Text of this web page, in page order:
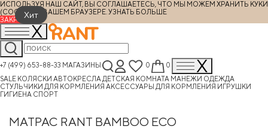
ИСПОЛЬЗУЯ НАШ САЙТ, ВЫ СОГЛАШАЕТЕСЬ, ЧТО МЫ МОЖЕМ ХРАНИТЬ КУКИ
(COOKIES) В ВАШЕМ БРАУЗЕРЕ. УЗНАТЬ БОЛЬШЕ
ЗАКРЫТЬ
+7 (499) 653-88-33 МАГАЗИНЫ 0
0
SALE КОЛЯСКИ АВТОКРЕСЛА ДЕТСКАЯ КОМНАТА МАНЕЖИ ОДЕЖДА
СТУЛЬЧИКИ ДЛЯ КОРМЛЕНИЯ АКСЕССУАРЫ ДЛЯ КОРМЛЕНИЯ ИГРУШКИ
ГИГИЕНА СПОРТ
МАТРАС RANT BAMBOO ECO
Хит